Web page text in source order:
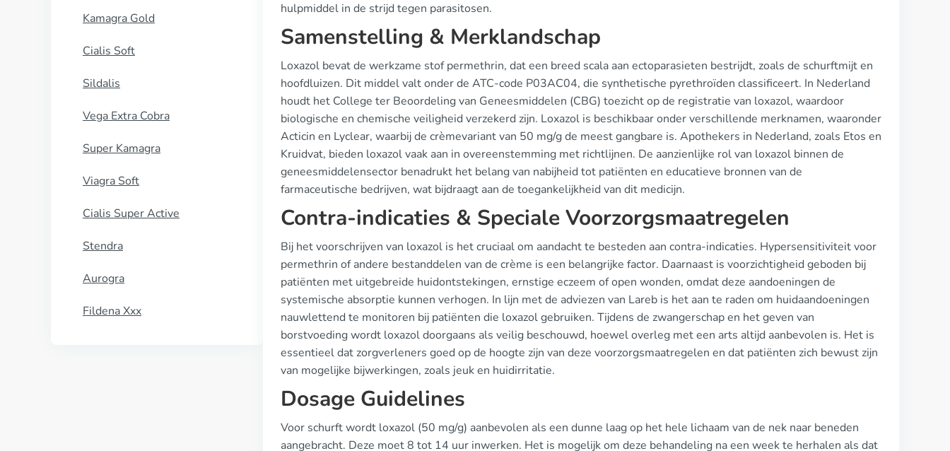
Kamagra Gold
Cialis Soft
Sildalis
Vega Extra Cobra
Super Kamagra
Viagra Soft
Cialis Super Active
Stendra
Aurogra
Fildena Xxx
hulpmiddel in de strijd tegen parasitosen.
Samenstelling & Merklandschap
Loxazol bevat de werkzame stof permethrin, dat een breed scala aan ectoparasieten bestrijdt, zoals de schurftmijt en
hoofdluizen. Dit middel valt onder de ATC-code P03AC04, die synthetische pyrethroïden classificeert. In Nederland
houdt het College ter Beoordeling van Geneesmiddelen (CBG) toezicht op de registratie van loxazol, waardoor
biologische en chemische veiligheid verzekerd zijn. Loxazol is beschikbaar onder verschillende merknamen, waaronder
Acticin en Lyclear, waarbij de crèmevariant van 50 mg/g de meest gangbare is. Apothekers in Nederland, zoals Etos en
Kruidvat, bieden loxazol vaak aan in overeenstemming met richtlijnen. De aanzienlijke rol van loxazol binnen de
geneesmiddelensector benadrukt het belang van nabijheid tot patiënten en educatieve bronnen van de
farmaceutische bedrijven, wat bijdraagt aan de toegankelijkheid van dit medicijn.
Contra-indicaties & Speciale Voorzorgsmaatregelen
Bij het voorschrijven van loxazol is het cruciaal om aandacht te besteden aan contra-indicaties. Hypersensitiviteit voor
permethrin of andere bestanddelen van de crème is een belangrijke factor. Daarnaast is voorzichtigheid geboden bij
patiënten met uitgebreide huidontstekingen, ernstige eczeem of open wonden, omdat deze aandoeningen de
systemische absorptie kunnen verhogen. In lijn met de adviezen van Lareb is het aan te raden om huidaandoeningen
nauwlettend te monitoren bij patiënten die loxazol gebruiken. Tijdens de zwangerschap en het geven van
borstvoeding wordt loxazol doorgaans als veilig beschouwd, hoewel overleg met een arts altijd aanbevolen is. Het is
essentieel dat zorgverleners goed op de hoogte zijn van deze voorzorgsmaatregelen en dat patiënten zich bewust zijn
van mogelijke bijwerkingen, zoals jeuk en huidirritatie.
Dosage Guidelines
Voor schurft wordt loxazol (50 mg/g) aanbevolen als een dunne laag op het hele lichaam van de nek naar beneden
aangebracht. Deze moet 8 tot 14 uur inwerken. Het is mogelijk om deze behandeling na een week te herhalen als dat